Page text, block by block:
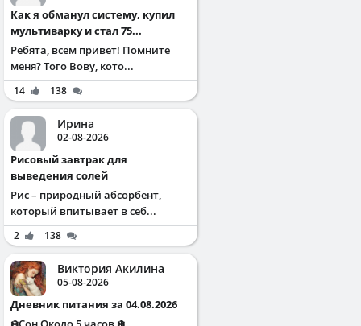
Как я обманул систему, купил
мультиварку и стал 75...
Ребята, всем привет! Помните
меня? Того Вову, кото...
14 138
Ирина
02-08-2026
Рисовый завтрак для
выведения солей
Рис – природный абсорбент,
который впитывает в себ...
2 138
Виктория Акилина
05-08-2026
Дневник питания за 04.08.2026